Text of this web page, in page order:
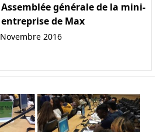
Assemblée générale de la mini-
entreprise de Max
Novembre 2016